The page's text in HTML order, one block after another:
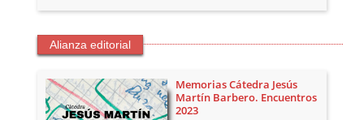
Alianza editorial
Memorias Cátedra Jesús
Martín Barbero. Encuentros
2023